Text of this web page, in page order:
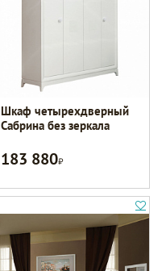
Шкаф четырехдверный
Сабрина без зеркала
183 880Р